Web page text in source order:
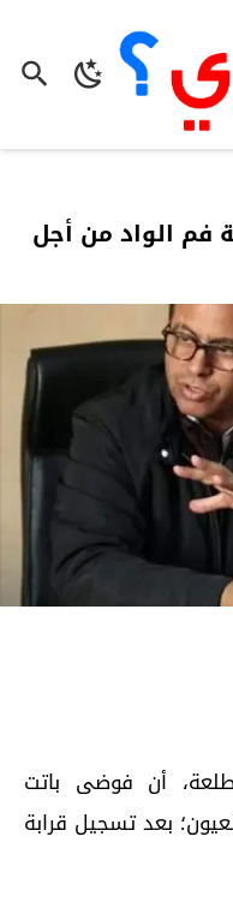
فم الواد من أجل
أن فوضى باتت
بعد تسجيل قرابة